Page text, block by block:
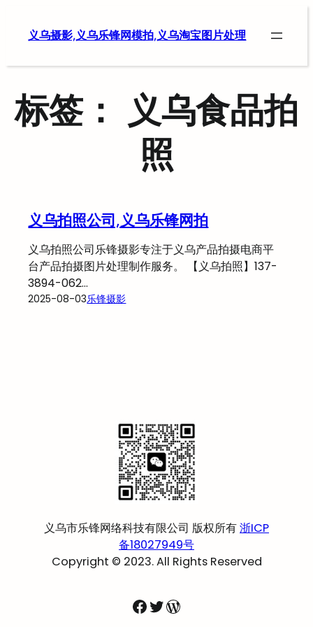
容
义乌摄影,义乌乐锋网模拍,义乌淘宝图片处理
标签：
义乌食品拍
照
义乌拍照公司,义乌乐锋网拍
义乌拍照公司乐锋摄影专注于义乌产品拍摄电商平
台产品拍摄图片处理制作服务。 【义乌拍照】137-
3894-062…
2025-08-03乐锋摄影
义乌市乐锋网络科技有限公司 版权所有浙ICP
备18027949号
Copyright © 2023. All Rights Reserved
Facebook
Twitter
WordPress